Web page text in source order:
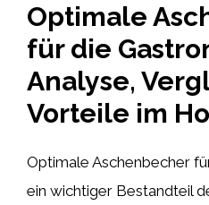
Optimale
für die
Analyse,
Vorteile im
Optimale Aschenbecher
ein wichtiger Bestandteil